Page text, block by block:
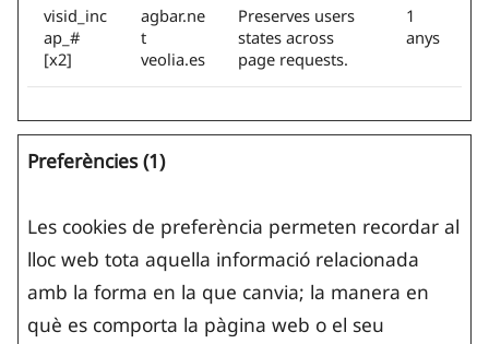
visid_inc
ap_#
[x2]
agbar.ne
t
veolia.es
Preserves users
states across
page requests.
1
anys
Preferències (1)
Les cookies de preferència permeten recordar al
lloc web tota aquella informació relacionada
amb la forma en la que canvia; la manera en
què es comporta la pàgina web o el seu